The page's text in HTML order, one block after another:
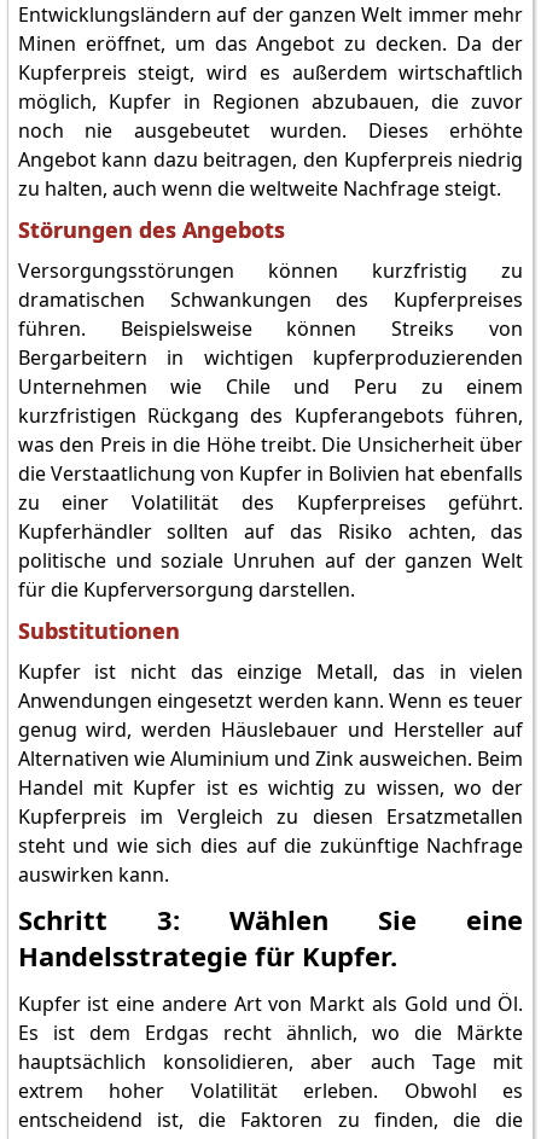
Entwicklungsländern auf der ganzen Welt immer mehr
Minen eröffnet, um das Angebot zu decken. Da der
Kupferpreis steigt, wird es außerdem wirtschaftlich
möglich, Kupfer in Regionen abzubauen, die zuvor
noch nie ausgebeutet wurden. Dieses erhöhte
Angebot kann dazu beitragen, den Kupferpreis niedrig
zu halten, auch wenn die weltweite Nachfrage steigt.
Störungen des Angebots
Versorgungsstörungen können kurzfristig zu
dramatischen Schwankungen des Kupferpreises
führen. Beispielsweise können Streiks von
Bergarbeitern in wichtigen kupferproduzierenden
Unternehmen wie Chile und Peru zu einem
kurzfristigen Rückgang des Kupferangebots führen,
was den Preis in die Höhe treibt. Die Unsicherheit über
die Verstaatlichung von Kupfer in Bolivien hat ebenfalls
zu einer Volatilität des Kupferpreises geführt.
Kupferhändler sollten auf das Risiko achten, das
politische und soziale Unruhen auf der ganzen Welt
für die Kupferversorgung darstellen.
Substitutionen
Kupfer ist nicht das einzige Metall, das in vielen
Anwendungen eingesetzt werden kann. Wenn es teuer
genug wird, werden Häuslebauer und Hersteller auf
Alternativen wie Aluminium und Zink ausweichen. Beim
Handel mit Kupfer ist es wichtig zu wissen, wo der
Kupferpreis im Vergleich zu diesen Ersatzmetallen
steht und wie sich dies auf die zukünftige Nachfrage
auswirken kann.
Schritt 3: Wählen Sie eine
Handelsstrategie für Kupfer.
Kupfer ist eine andere Art von Markt als Gold und Öl.
Es ist dem Erdgas recht ähnlich, wo die Märkte
hauptsächlich konsolidieren, aber auch Tage mit
extrem hoher Volatilität erleben. Obwohl es
entscheidend ist, die Faktoren zu finden, die die